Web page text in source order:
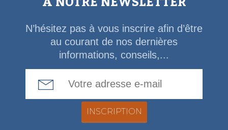
N’hésitez pas à vous inscrire afin d’être
au courant de nos dernières
informations, conseils,...